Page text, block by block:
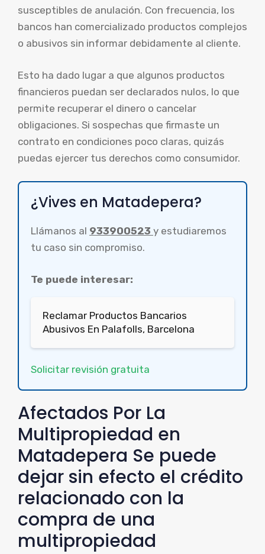
susceptibles de anulación. Con frecuencia, los
bancos han comercializado productos complejos
o abusivos sin informar debidamente al cliente.
Esto ha dado lugar a que algunos productos
financieros puedan ser declarados nulos, lo que
permite recuperar el dinero o cancelar
obligaciones. Si sospechas que firmaste un
contrato en condiciones poco claras, quizás
puedas ejercer tus derechos como consumidor.
¿Vives en Matadepera?
Llámanos al 933900523 y estudiaremos
tu caso sin compromiso.
Te puede interesar:
Reclamar Productos Bancarios
Abusivos En Palafolls, Barcelona
Solicitar revisión gratuita
Afectados Por La
Multipropiedad en
Matadepera Se puede
dejar sin efecto el crédito
relacionado con la
compra de una
multipropiedad